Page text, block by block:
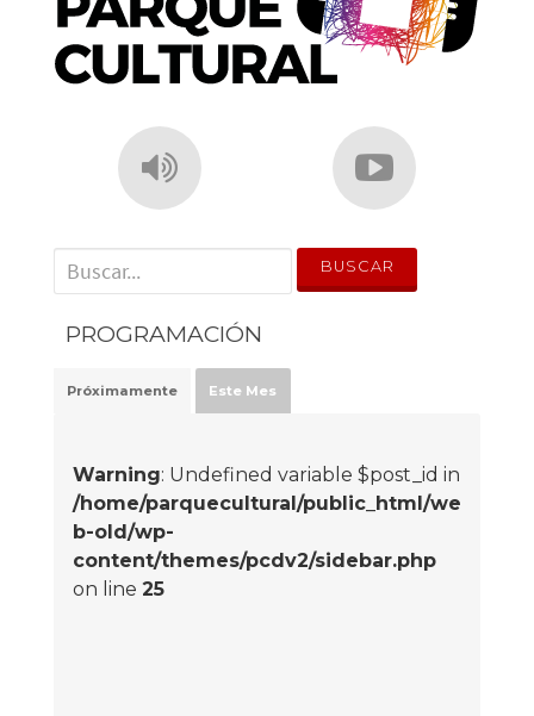
' . __('Search for:') . '
PROGRAMACIÓN
Próximamente Este Mes
Warning: Undefined variable $post_id in
/home/parquecultural/public_html/we
b-old/wp-
content/themes/pcdv2/sidebar.php
on line 25